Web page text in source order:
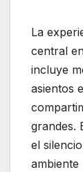
La
central
incluye
asientos
grandes.
el
ambiente